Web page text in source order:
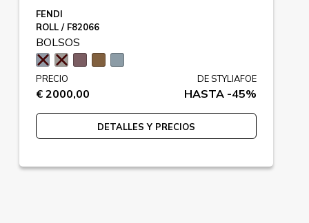
FENDI
ROLL / F82066
BOLSOS
PRECIO
€ 2000,00
DE STYLIAFOE
HASTA -45%
DETALLES Y PRECIOS